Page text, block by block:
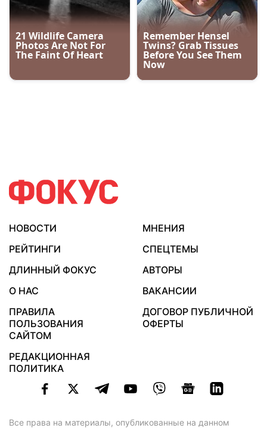
НОВОСТИ
МНЕНИЯ
РЕЙТИНГИ
СПЕЦТЕМЫ
ДЛИННЫЙ ФОКУС
АВТОРЫ
О НАС
ВАКАНСИИ
ПРАВИЛА
ПОЛЬЗОВАНИЯ
САЙТОМ
ДОГОВОР ПУБЛИЧНОЙ
ОФЕРТЫ
РЕДАКЦИОННАЯ
ПОЛИТИКА
Все права на материалы, опубликованные на данном